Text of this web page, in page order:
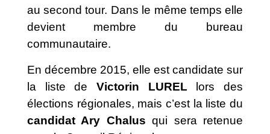
au second tour. Dans le même temps elle
devient membre du bureau
communautaire.
En décembre 2015, elle est candidate sur
la liste de Victorin LUREL
lors des
élections régionales, mais c’est la liste du
candidat Ary Chalus qui sera retenue